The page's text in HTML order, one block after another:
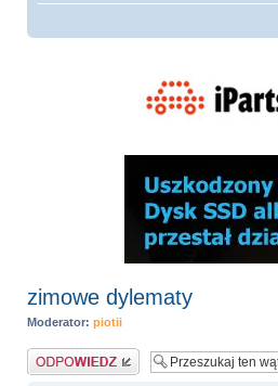
zimowe dylematy
Moderator: piotii
Odpowiedz